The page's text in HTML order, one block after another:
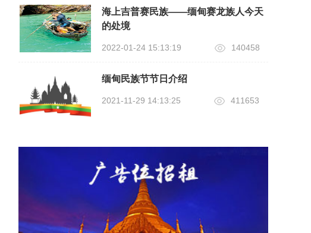
海上吉普赛民族——缅甸赛龙族人今天
的处境
2022-01-24 15:13:19 140458
缅甸民族节节日介绍
2021-11-29 14:13:25 411653